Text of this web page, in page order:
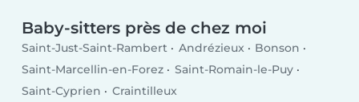
Baby-sitters près de chez moi
Saint-Just-Saint-Rambert Andrézieux
Bonson
Saint-Marcellin-en-Forez
Saint-Romain-le-Puy
Saint-Cyprien
Craintilleux